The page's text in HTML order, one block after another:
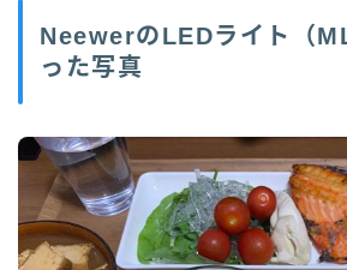
NeewerのLEDライト（
った写真